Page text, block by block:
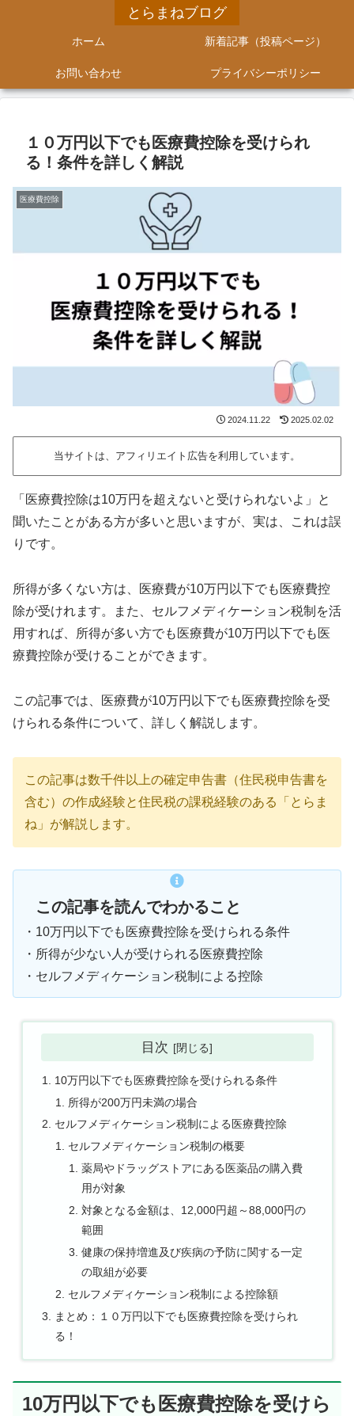
とらまねブログ
ホーム 新着記事（投稿ページ）
お問い合わせ プライバシーポリシー
１０万円以下でも医療費控除を受けられ
る！条件を詳しく解説
医療費控除
2024.11.22 2025.02.02
当サイトは、アフィリエイト広告を利用しています。
「医療費控除は10万円を超えないと受けられないよ」と
聞いたことがある方が多いと思いますが、実は、これは誤
りです。
所得が多くない方は、医療費が10万円以下でも医療費控
除が受けれます。また、セルフメディケーション税制を活
用すれば、所得が多い方でも医療費が10万円以下でも医
療費控除が受けることができます。
この記事では、医療費が10万円以下でも医療費控除を受
けられる条件について、詳しく解説します。
この記事は数千件以上の確定申告書（住民税申告書を
含む）の作成経験と住民税の課税経験のある「とらま
ね」が解説します。
この記事を読んでわかること
・10万円以下でも医療費控除を受けられる条件
・所得が少ない人が受けられる医療費控除
・セルフメディケーション税制による控除
目次
10万円以下でも医療費控除を受けられる条件
所得が200万円未満の場合
セルフメディケーション税制による医療費控除
セルフメディケーション税制の概要
薬局やドラッグストアにある医薬品の購入費
用が対象
対象となる金額は、12,000円超～88,000円の
範囲
健康の保持増進及び疾病の予防に関する一定
の取組が必要
セルフメディケーション税制による控除額
まとめ：１０万円以下でも医療費控除を受けられ
る！
10万円以下でも医療費控除を受けら